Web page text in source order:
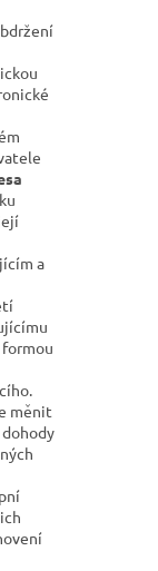
a
měnit